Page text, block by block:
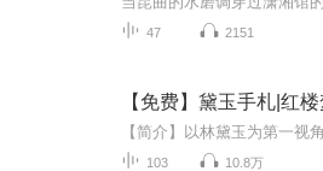
47 2151
【免费】黛玉手札|红
103 10.8万